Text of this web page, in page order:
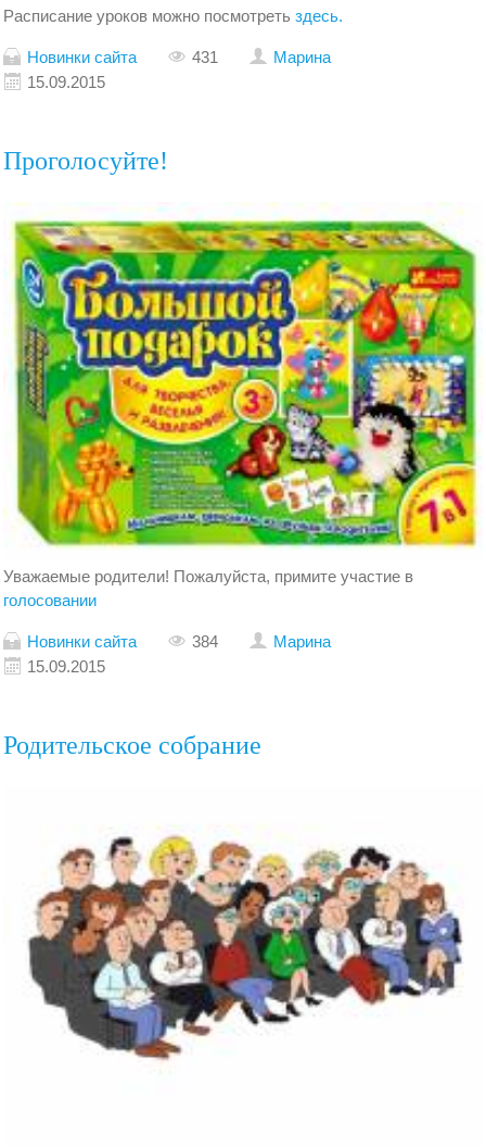
Расписание уроков можно посмотреть здесь.
Новинки сайта 431
Марина
15.09.2015
Проголосуйте!
Уважаемые родители! Пожалуйста, примите участие в
голосовании
Новинки сайта 384
Марина
15.09.2015
Родительское собрание